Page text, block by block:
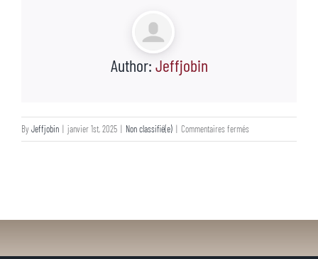
Author: Jeffjobin
ByJeffjobin | janvier 1st, 2025 | Non classifié(e) | Commentaires ferméssur
Bonne